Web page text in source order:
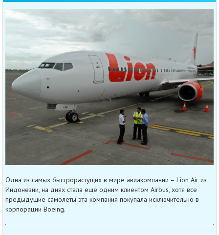
Одна из самых быстрорастущих в мире авиакомпании – Lion Air из
Индонезии, на днях стала еще одним клиентом Airbus, хотя все
предыдущие самолеты эта компания покупала исключительно в
корпорации Boeing.